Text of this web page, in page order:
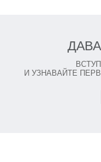
И УЗНАВАЙТЕ